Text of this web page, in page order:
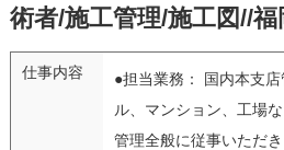
術者/施工管理/施工図//福
仕事内容
●担当業務： 国内本支
ル、マンション、工場
管理全般に従事いただ